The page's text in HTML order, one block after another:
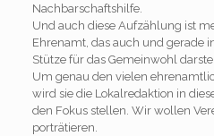
Nachbarschaftshilfe.
Und auch diese Aufzählung ist
Ehrenamt, das auch und gerade
Stütze für das Gemeinwohl
Um genau den vielen
wird sie die Lokalredaktion in
den Fokus stellen. Wir wollen
porträtieren.